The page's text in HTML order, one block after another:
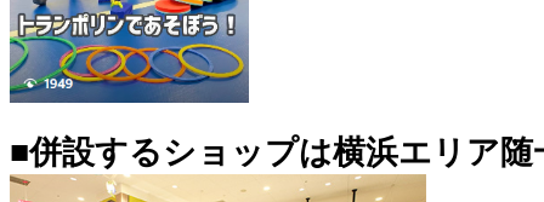
■併設するショップは横浜エリア随